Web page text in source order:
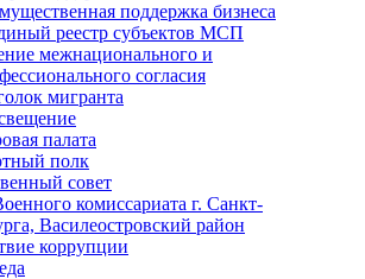
поддержка бизнеса
реестр субъектов МСП
межнационального и
согласия
мигранта
палата
полк
совет
комиссариата г. Санкт-
Василеостровский район
коррупции